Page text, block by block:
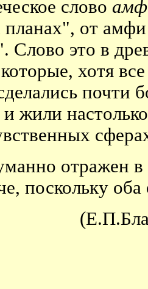
слово
планах", от
Слово это в
хотя
и жили
отражен
поскольку